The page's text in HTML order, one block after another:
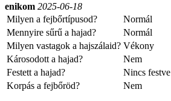
enikom 2025-06-18
Milyen a fejbőrtípusod?
Normál
Mennyire sűrű a hajad?
Normál
Milyen vastagok a hajszálaid? Vékony
Károsodott a hajad?
Nem
Festett a hajad?
Nincs festve
Korpás a fejbőröd?
Nem